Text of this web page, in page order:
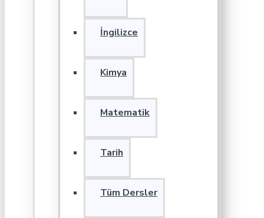
İngilizce
Kimya
Matematik
Tarih
Tüm Dersler